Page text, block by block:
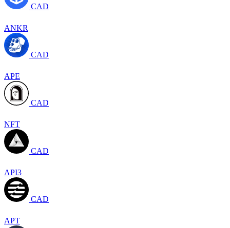
CAD
ANKR
CAD
APE
CAD
NFT
CAD
API3
CAD
APT